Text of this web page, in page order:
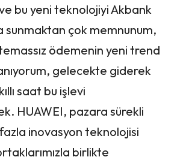
bu yeni teknolojiyi Akbank
sunmaktan çok memnunum,
temassız ödemenin yeni trend
gelecekte giderek
saat bu işlevi
HUAWEI, pazara sürekli
inovasyon teknolojisi
birlikte